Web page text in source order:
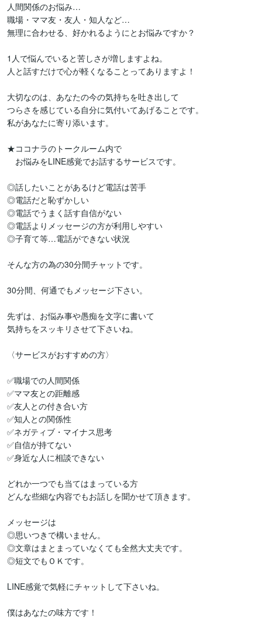
人間関係のお悩み…
職場・ママ友・友人・知人など…
無理に合わせる、好かれるようにとお悩みですか？
1人で悩んでいると苦しさが増しますよね。
人と話すだけで心が軽くなることってありますよ！
大切なのは、あなたの今の気持ちを吐き出して
つらさを感じている自分に気付いてあげることです。
私があなたに寄り添います。
★ココナラのトークルーム内で
お悩みをLINE感覚でお話するサービスです。
◎話したいことがあるけど電話は苦手
◎電話だと恥ずかしい
◎電話でうまく話す自信がない
◎電話よりメッセージの方が利用しやすい
◎子育て等…電話ができない状況
そんな方の為の30分間チャットです。
30分間、何通でもメッセージ下さい。
先ずは、お悩み事や愚痴を文字に書いて
気持ちをスッキリさせて下さいね。
〈サービスがおすすめの方〉
✅職場での人間関係
✅ママ友との距離感
✅友人との付き合い方
✅知人との関係性
✅ネガティブ・マイナス思考
✅自信が持てない
✅身近な人に相談できない
どれか一つでも当てはまっている方
どんな些細な内容でもお話しを聞かせて頂きます。
メッセージは
◎思いつきで構いません。
◎文章はまとまっていなくても全然大丈夫です。
◎短文でもＯＫです。
LINE感覚で気軽にチャットして下さいね。
僕はあなたの味方です！